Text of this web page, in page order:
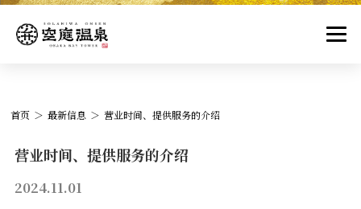
首页 最新信息 营业时间、提供服务的介绍
营业时间、提供服务的介绍
2024.11.01